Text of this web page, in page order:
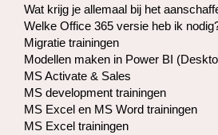
Wat krijg je allemaal bij het
Welke Office 365 versie heb ik
Migratie trainingen
Modellen maken in Power BI
MS Activate & Sales
MS development trainingen
MS Excel en MS Word trainingen
MS Excel trainingen